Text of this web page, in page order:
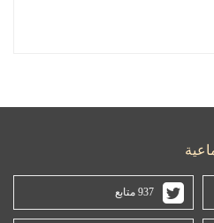
937 متابع